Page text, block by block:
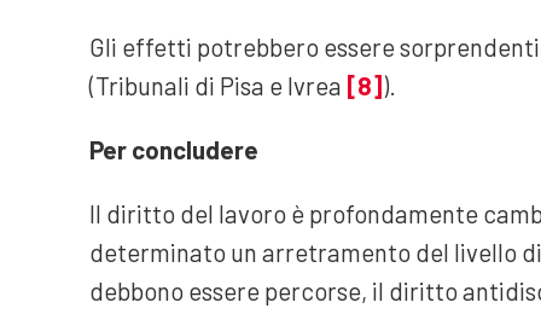
Gli effetti potrebbero essere
(Tribunali di Pisa e Ivrea [8] ).
Per concludere
Il diritto del lavoro è profondamente
determinato un arretramento del livello
debbono essere percorse, il diritto